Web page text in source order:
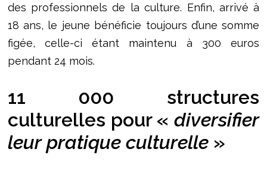
des professionnels de la culture. Enfin, arrivé à
18 ans, le jeune bénéficie toujours d’une somme
figée, celle-ci étant maintenu à 300 euros
pendant 24 mois.
11 000 structures
culturelles pour «diversifier
leur pratique culturelle»